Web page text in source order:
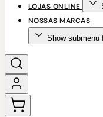
LOJAS ONLINE
NOSSAS MARCAS
Show submenu